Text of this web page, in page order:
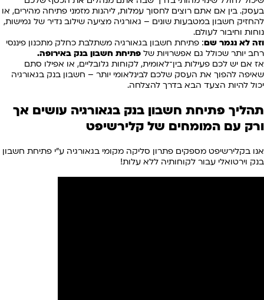
בעסק. בין אם אתם רוצים לחסוך עמלות, ליהנות מזמני פתיחה מהירים, או
להחזיק חשבון במטבעות שונים – גאורגיה מציעה שילוב נדיר של גמישות,
נוחות וחיבור לעולם.
וזה לא נגמר שם: פתיחת חשבון בגאורגיה משתלבת כחלק מתכנון פיננסי
רחב יותר שכולל גם אפשרויות של פתיחת חשבון בנק באירופה.
אז אם יש לכם פעילות בין־לאומית, לקוחות גלובליים, או אפילו סתם
שאיפה להפוך את העסק שלכם לבינלאומי יותר – חשבון בנק בגאורגיה
יכול להיות הצעד הבא בדרך להצלחה.
תהליך פתיחת חשבון בנק בגאורגיה עושים אך
ורק עם המומחים של קלירשיפט
אנו בקלירשיפט מספקים פתרון סליקה מקומי בגאורגיה ע"י פתיחת חשבון
בנק וירטואלי עבור לקוחותיה ללא עלות!